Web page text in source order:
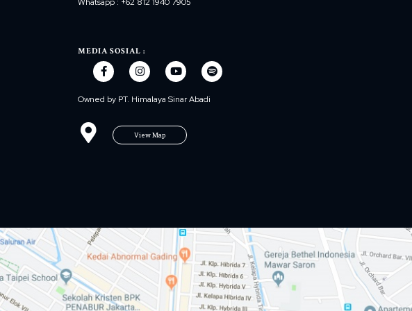
MEDIA SOSIAL :
Owned by PT. Himalaya Sinar Abadi
View Map